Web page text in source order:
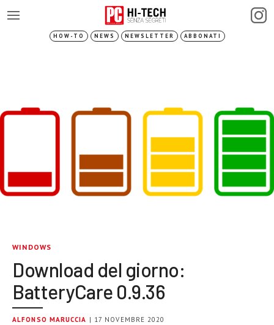
HOW-TO NEWS NEWSLETTER ABBONATI
WINDOWS
Download del giorno:
BatteryCare 0.9.36
ALFONSO MARUCCIA | 17 NOVEMBRE 2020